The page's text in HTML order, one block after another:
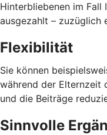
Hinterbliebenen im Fall
ausgezahlt – zuzüglich
Flexibilität
Sie können
während der Elternzeit
und die Beiträge
Sinnvolle